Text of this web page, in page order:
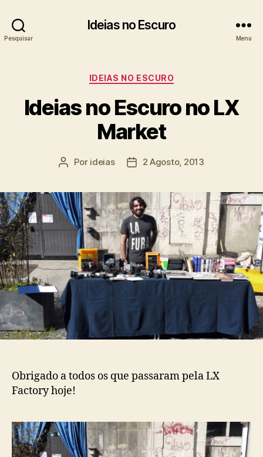
Pesquisar
Ideias no Escuro
Menu
Categorias
IDEIAS NO ESCURO
Ideias no Escuro no LX
Market
Autor
Por ideias
Data2 Agosto, 2013
Obrigado a todos os que passaram pela LX
Factory hoje!